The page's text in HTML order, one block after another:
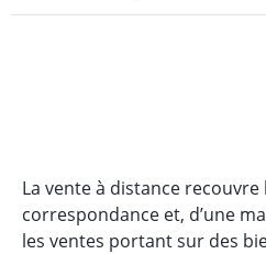
La vente à distance
correspondance et, d’une
les ventes portant sur des